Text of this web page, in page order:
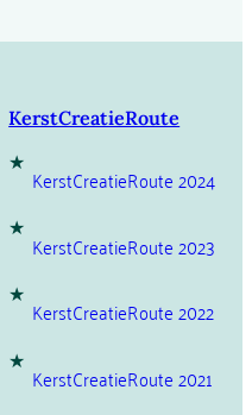
KerstCreatieRoute
KerstCreatieRoute 2024
KerstCreatieRoute 2023
KerstCreatieRoute 2022
KerstCreatieRoute 2021